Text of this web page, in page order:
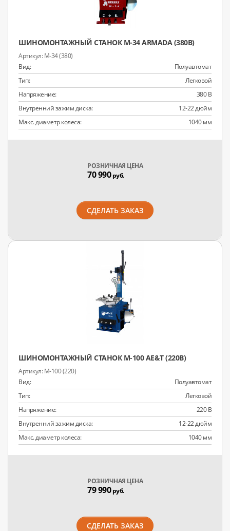
ШИНОМОНТАЖНЫЙ СТАНОК M-34 ARMADA (380В)
M-34 (380)
Вид:
Полуавтомат
Тип:
Легковой
Напряжение:
380 В
Внутренний зажим диска:
12-22 дюйм
Макс. диаметр колеса:
1040 мм
РОЗНИЧНАЯ ЦЕНА
70 990руб.
СДЕЛАТЬ ЗАКАЗ
ШИНОМОНТАЖНЫЙ СТАНОК M-100 AE&T (220В)
M-100 (220)
Вид:
Полуавтомат
Тип:
Легковой
Напряжение:
220 В
Внутренний зажим диска:
12-22 дюйм
Макс. диаметр колеса:
1040 мм
РОЗНИЧНАЯ ЦЕНА
79 990руб.
СДЕЛАТЬ ЗАКАЗ